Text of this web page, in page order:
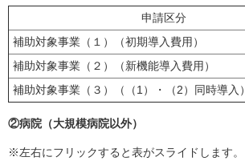
申請区分
補助対象事業（１）（初期導入費用）
補助対象事業（２）
（新機能導入費用）
補助対象事業（３）
（（1）・（2）同時導入）
②病院（大規模病院以外）
※左右にフリックすると表がスライドします。